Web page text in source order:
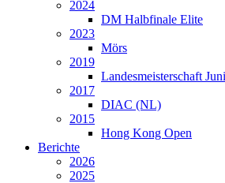
2024
DM Halbfinale Elite
2023
Mörs
2019
Landesmeisterschaft
2017
DIAC (NL)
2015
Hong Kong Open
Berichte
2026
2025